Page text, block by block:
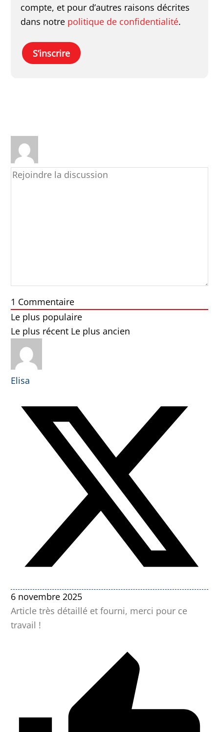
compte, et pour d’autres raisons décrites
dans notre politique de confidentialité.
S’inscrire
1 Commentaire
Le plus populaire
Le plus récent Le plus ancien
Elisa
6 novembre 2025
Article très détaillé et fourni, merci pour ce
travail !